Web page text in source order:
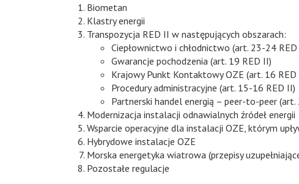
Biometan
Klastry energii
Transpozycja RED II w następujących obszarach:
Ciepłownictwo i chłodnictwo (art. 23-24
Gwarancje pochodzenia (art. 19 RED II)
Krajowy Punkt Kontaktowy OZE (art. 16 RED
Procedury administracyjne (art. 15-16 RED II)
Partnerski handel energią – peer-to-peer (art.
Modernizacja instalacji odnawialnych źródeł energii
Wsparcie operacyjne dla instalacji OZE, którym
Hybrydowe instalacje OZE
Morska energetyka wiatrowa (przepisy
Pozostałe regulacje